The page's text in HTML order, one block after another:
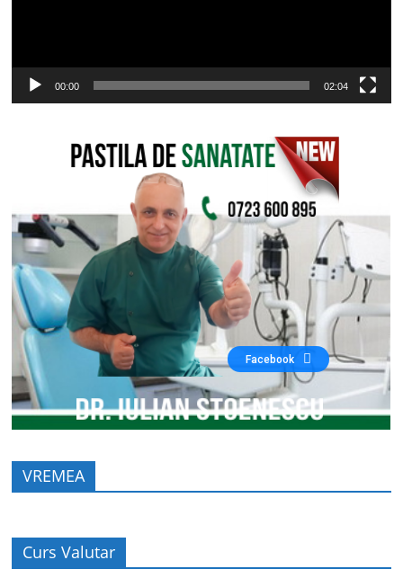
00:00 02:04
Facebook
VREMEA
Curs Valutar